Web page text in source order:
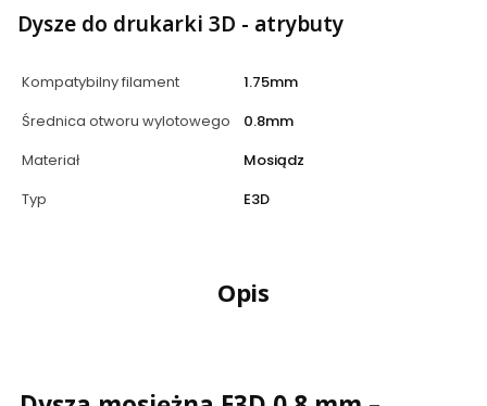
Dysze do drukarki 3D - atrybuty
Kompatybilny filament
1.75mm
Średnica otworu wylotowego
0.8mm
Materiał
Mosiądz
Typ
E3D
Opis